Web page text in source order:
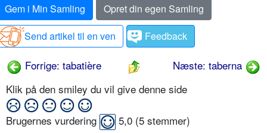
Gem i Min Samling
Opret din egen Samling
Send artikel til en ven
Feedback
Forrige: tabatière
Næste: taberna
Klik på den smiley du vil give denne side
Brugernes vurdering 5,0 (5 stemmer)